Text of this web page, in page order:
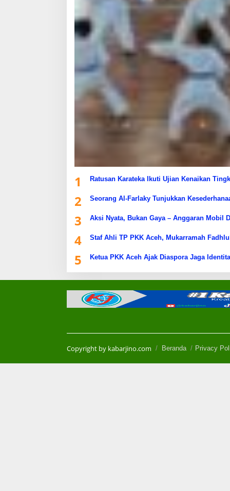
1 Ratusan Karateka Ikuti Ujian Kenaikan
2 Seorang Al-Farlaky Tunjukkan
3 Aksi Nyata, Bukan Gaya – Anggaran Mobil
4 Staf Ahli TP PKK Aceh, Mukarramah
5 Ketua PKK Aceh Ajak Diaspora Jaga
Copyright by kabarjino.com Beranda Privacy